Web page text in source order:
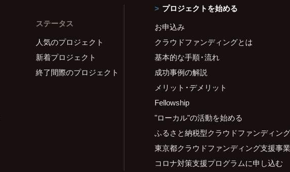
ステータス
人気のプロジェクト
新着プロジェクト
終了間際のプロジェクト
プロジェクトを始める
お申込み
クラウドファンディングとは
基本的な手順・流れ
成功事例の解説
メリット・デメリット
Fellowship
"ローカル"の活動を始める
ふるさと納税型クラウドファンディン
東京都クラウドファンディング支援事
コロナ対策支援プログラムに申し込む